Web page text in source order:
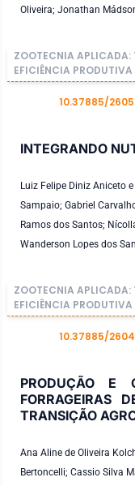
Oliveira; Jonathan
ZOOTECNIA APLICADA:
EFICIÊNCIA
10.37885/
INTEGRANDO
Luiz Felipe Diniz Aniceto
Sampaio; Gabriel
Ramos dos Santos;
Wanderson Lopes dos
ZOOTECNIA APLICADA:
EFICIÊNCIA
10.37885/
PRODUÇÃO E
FORRAGEIRAS
TRANSIÇÃO
Ana Aline de Oliveira
Bertoncelli; Cassio Silva